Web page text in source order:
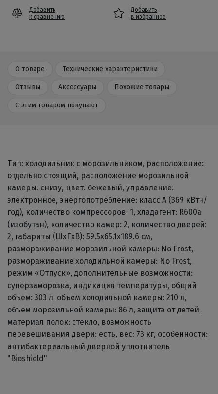
Добавить
к сравнению
Добавить
в избранное
О товаре Технические характеристики
Отзывы Аксессуары Похожие товары
С этим товаром покупают
Тип: холодильник с морозильником, расположение:
отдельно стоящий, расположение морозильной
камеры: снизу, цвет: бежевый, управление:
электронное, энергопотребление: класс A (369 кВтч/
год), количество компрессоров: 1, хладагент: R600a
(изобутан), количество камер: 2, количество дверей:
2, габариты (ШxГxВ): 59.5x65.1x189.6 см,
размораживание морозильной камеры: No Frost,
размораживание холодильной камеры: No Frost,
режим «Отпуск», дополнительные возможности:
суперзаморозка, индикация температуры, общий
объем: 303 л, объем холодильной камеры: 210 л,
объем морозильной камеры: 86 л, защита от детей,
материал полок: стекло, возможность
перевешивания двери: есть, вес: 73 кг, особенности:
антибактериальный дверной уплотнитель
"Bioshield"